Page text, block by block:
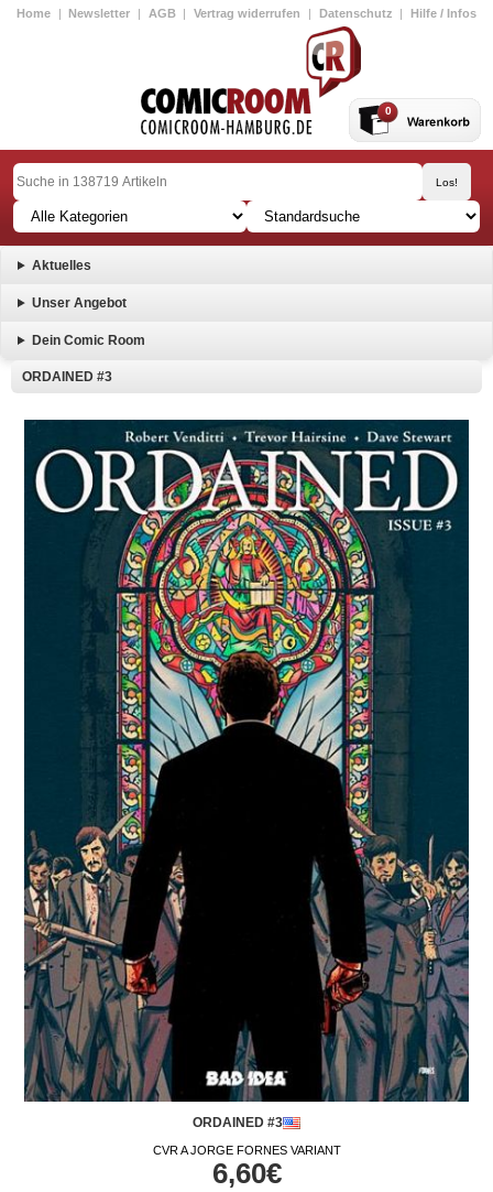
Home | Newsletter | AGB | Vertrag widerrufen | Datenschutz | Hilfe / Infos
0
Aktuelles
Unser Angebot
Dein Comic Room
ORDAINED #3
ORDAINED #3
CVR A JORGE FORNES VARIANT
6,60€